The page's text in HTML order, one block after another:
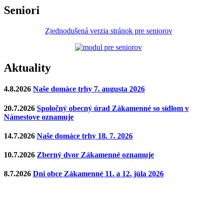
Seniori
Zjednodušená verzia stránok pre seniorov
Aktuality
4.8.2026 Naše domáce trhy 7. augusta 2026
20.7.2026 Spoločný obecný úrad Zákamenné so sídlom v
Námestove oznamuje
14.7.2026 Naše domáce trhy 18. 7. 2026
10.7.2026 Zberný dvor Zákamenné oznamuje
8.7.2026 Dni obce Zákamenné 11. a 12. júla 2026